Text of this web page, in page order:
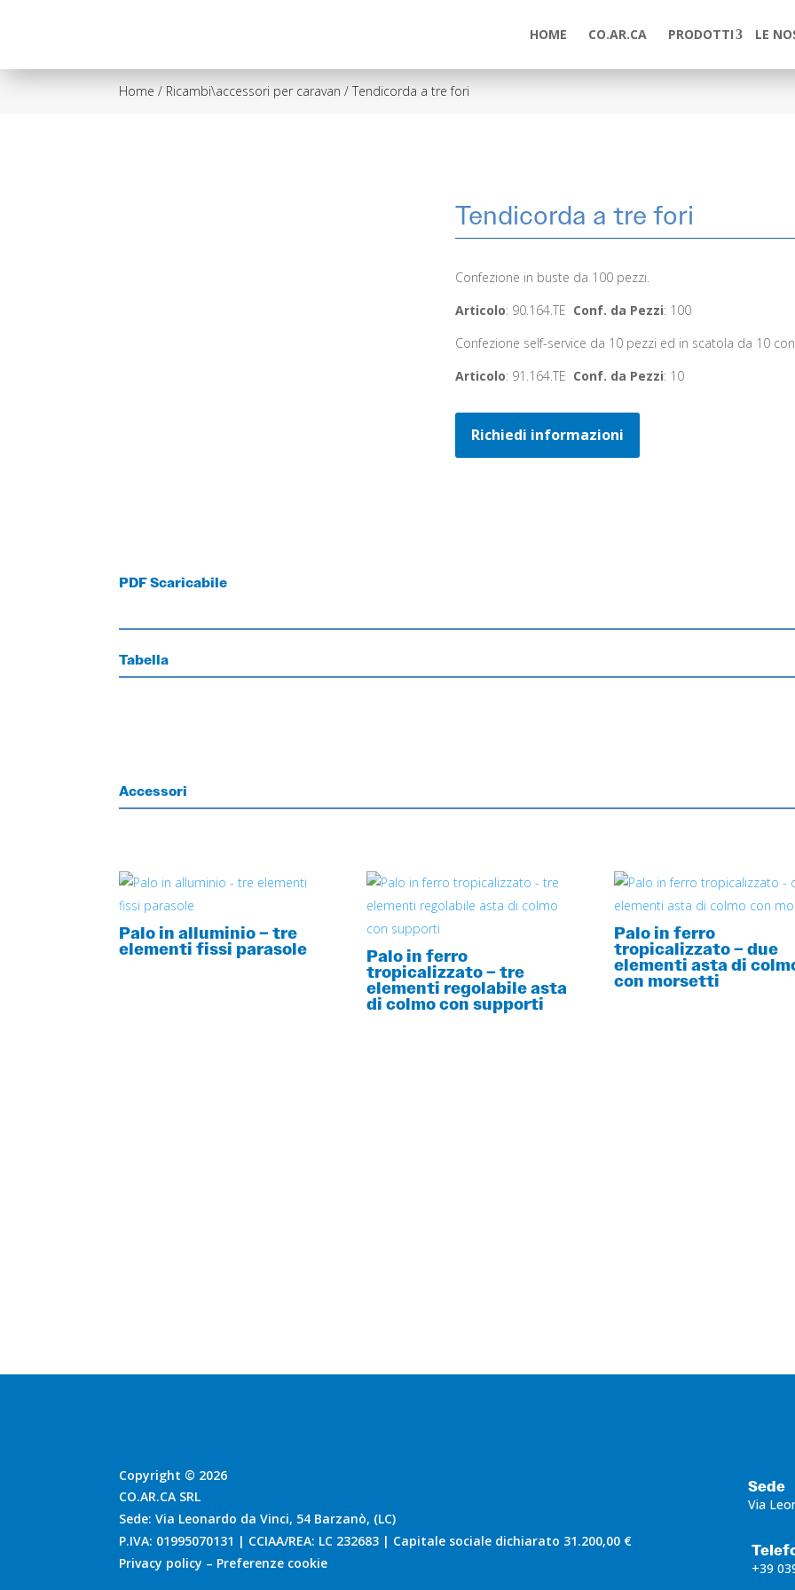
HOME CO.AR.CA PRODOTTI LE
Home / Ricambi\accessori per caravan / Tendicorda a tre fori
Tendicorda a tre fori
Confezione in buste da 100 pezzi.
Articolo: 90.164.TE Conf. da Pezzi: 100
Confezione self-service da 10 pezzi ed in scatola da 10
Articolo: 91.164.TE Conf. da Pezzi: 10
Richiedi informazioni
PDF Scaricabile
Tabella
Accessori
Palo in alluminio – tre
elementi fissi parasole Palo in ferro
tropicalizzato – tre
elementi regolabile asta
di colmo con supporti
Palo in ferro
tropicalizzato – due
elementi asta di
con morsetti
Copyright © 2026
CO.AR.CA SRL
Sede: Via Leonardo da Vinci, 54 Barzanò, (LC)
P.IVA: 01995070131 | CCIAA/REA: LC 232683 | Capitale sociale dichiarato 31.200,00 €
Privacy policy – Preferenze cookie
Sede
Via
+39